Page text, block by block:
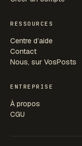
RESSOURCES
Centre d’aide
Contact
Nous, sur VosPosts
ENTREPRISE
À propos
CGU